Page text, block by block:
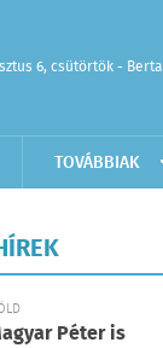
6, csütörtök - Berta
TOVÁBBIAK
Péter is